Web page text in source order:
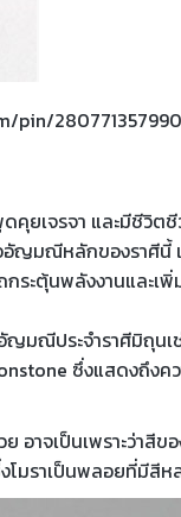
ยเจรจา และมีชีวิต
ญมณีหลักของราศีนี้
ระตุ้นพลังงานและเ
ณีประจำราศีมิถุนเ
ซึ่งแสดงถึงค
าจเป็นเพราะว่าสีข
โมราเป็นพลอยที่มีสีห